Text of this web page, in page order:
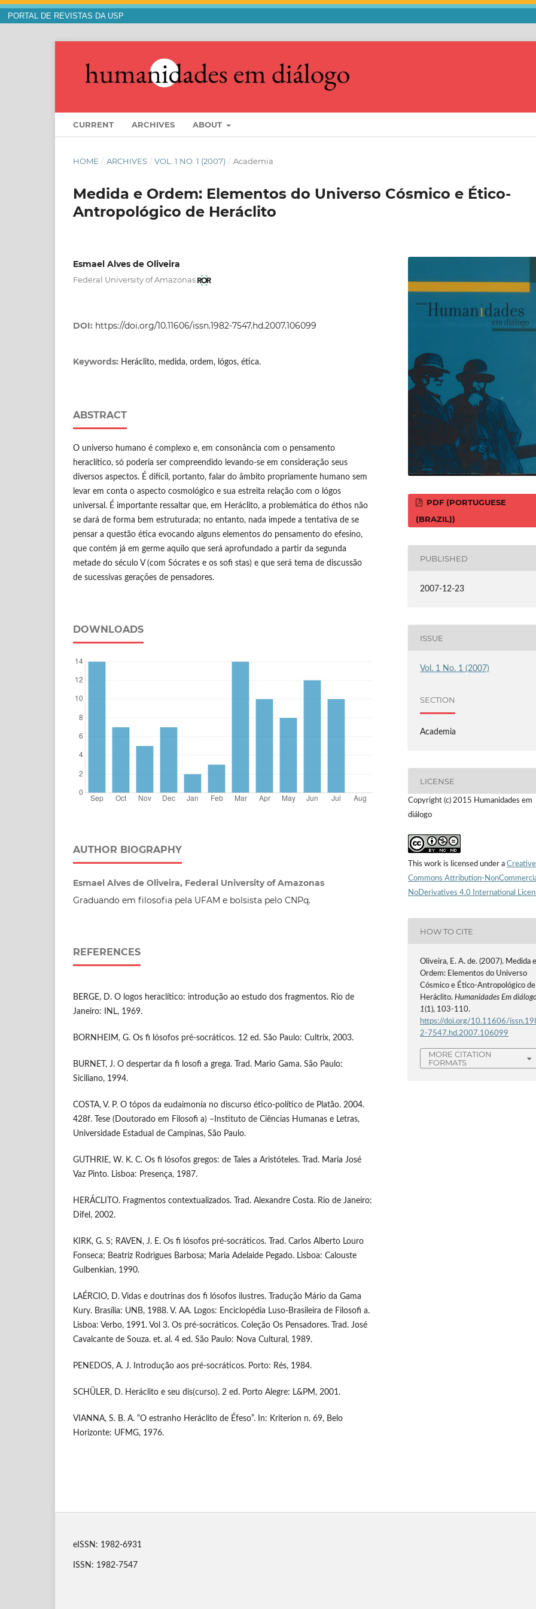
PORTAL DE REVISTAS DA USP
CURRENT ARCHIVES ABOUT
HOME / ARCHIVES / VOL. 1 NO. 1 (2007) / Academia
Medida e Ordem: Elementos do Universo Cósmico e Ético-
Antropológico de Heráclito
Esmael Alves de Oliveira
Federal University of Amazonas
DOI: https://doi.org/10.11606/issn.1982-7547.hd.2007.106099
Keywords: Heráclito, medida, ordem, lógos, ética.
ABSTRACT
O universo humano é complexo e, em consonância com o pensamento
heraclítico, só poderia ser compreendido levando-se em consideração seus
diversos aspectos. É difícil, portanto, falar do âmbito propriamente humano sem
levar em conta o aspecto cosmológico e sua estreita relação com o lógos
universal. É importante ressaltar que, em Heráclito, a problemática do éthos não
se dará de forma bem estruturada; no entanto, nada impede a tentativa de se
pensar a questão ética evocando alguns elementos do pensamento do efesino,
que contém já em germe aquilo que será aprofundado a partir da segunda
metade do século V (com Sócrates e os sofi stas) e que será tema de discussão
de sucessivas gerações de pensadores.
DOWNLOADS
AUTHOR BIOGRAPHY
Esmael Alves de Oliveira, Federal University of Amazonas
Graduando em filosofia pela UFAM e bolsista pelo CNPq.
REFERENCES
BERGE, D. O logos heraclítico: introdução ao estudo dos fragmentos. Rio de
Janeiro: INL, 1969.
BORNHEIM, G. Os fi lósofos pré-socráticos. 12 ed. São Paulo: Cultrix, 2003.
BURNET, J. O despertar da fi losofi a grega. Trad. Mario Gama. São Paulo:
Siciliano, 1994.
COSTA, V. P. O tópos da eudaimonía no discurso ético-político de Platão. 2004.
428f. Tese (Doutorado em Filosofi a) –Instituto de Ciências Humanas e Letras,
Universidade Estadual de Campinas, São Paulo.
GUTHRIE, W. K. C. Os fi lósofos gregos: de Tales a Aristóteles. Trad. Maria José
Vaz Pinto. Lisboa: Presença, 1987.
HERÁCLITO. Fragmentos contextualizados. Trad. Alexandre Costa. Rio de Janeiro:
Difel, 2002.
KIRK, G. S; RAVEN, J. E. Os fi lósofos pré-socráticos. Trad. Carlos Alberto Louro
Fonseca; Beatriz Rodrigues Barbosa; Maria Adelaide Pegado. Lisboa: Calouste
Gulbenkian, 1990.
LAÉRCIO, D. Vidas e doutrinas dos fi lósofos ilustres. Tradução Mário da Gama
Kury. Brasília: UNB, 1988. V. AA. Logos: Enciclopédia Luso-Brasileira de Filosofi a.
Lisboa: Verbo, 1991. Vol 3. Os pré-socráticos. Coleção Os Pensadores. Trad. José
Cavalcante de Souza. et. al. 4 ed. São Paulo: Nova Cultural, 1989.
PENEDOS, A. J. Introdução aos pré-socráticos. Porto: Rés, 1984.
SCHÜLER, D. Heráclito e seu dis(curso). 2 ed. Porto Alegre: L&PM, 2001.
VIANNA, S. B. A. “O estranho Heráclito de Éfeso”. In: Kriterion n. 69, Belo
Horizonte: UFMG, 1976.
PDF (PORTUGUESE
(BRAZIL))
PUBLISHED
2007-12-23
ISSUE
Vol. 1 No. 1 (2007)
SECTION
Academia
LICENSE
Copyright (c) 2015 Humanidades em
diálogo
This work is licensed under a Creative
Commons Attribution-
NoDerivatives 4.0 International
HOW TO CITE
Oliveira, E. A. de. (2007). Medida e
Ordem: Elementos do Universo
Cósmico e Ético-Antropológico de
Heráclito.Humanidades Em
1(1), 103-110.
https://doi.org/10.11606/
2-7547.hd.2007.106099
MORE CITATION
FORMATS
eISSN: 1982-6931
ISSN: 1982-7547